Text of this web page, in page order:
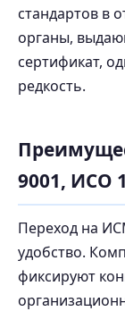
стандартов в
органы,
сертификат,
редкость.
9001, ИСО
Переход на
удобство.
фиксируют